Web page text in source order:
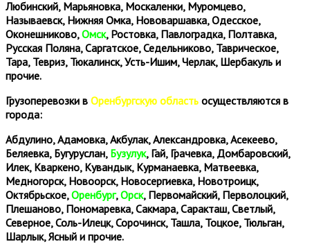
Любинский, Марьяновка, Москаленки, Муромцево,
Называевск, Нижняя Омка, Нововаршавка, Одесское,
Оконешниково,Омск, Ростовка, Павлоградка, Полтавка,
Русская Поляна, Саргатское, Седельниково, Таврическое,
Тара, Тевриз, Тюкалинск, Усть-Ишим, Черлак, Шербакуль и
прочие.
Грузоперевозки в Оренбургскую область осуществляются в
города:
Абдулино, Адамовка, Акбулак, Александровка, Асекеево,
Беляевка, Бугуруслан, Бузулук, Гай, Грачевка, Домбаровский,
Илек, Кваркено, Кувандык, Курманаевка, Матвеевка,
Медногорск, Новоорск, Новосергиевка, Новотроицк,
Октябрьское,Оренбург,Орск, Первомайский, Перволоцкий,
Плешаново, Пономаревка, Сакмара, Саракташ, Светлый,
Северное, Соль-Илецк, Сорочинск, Ташла, Тоцкое, Тюльган,
Шарлык, Ясный и прочие.